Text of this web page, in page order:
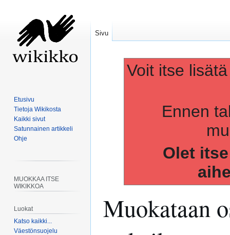
Voit itse
Ennen
Olet
Muokataan
Sivu
Etusivu
Tietoja Wikikosta
Kaikki sivut
Satunnainen artikkeli
Ohje
MUOKKAA ITSE
WIKIKKOA
Luokat
Katso kaikki...
Väestönsuojelu